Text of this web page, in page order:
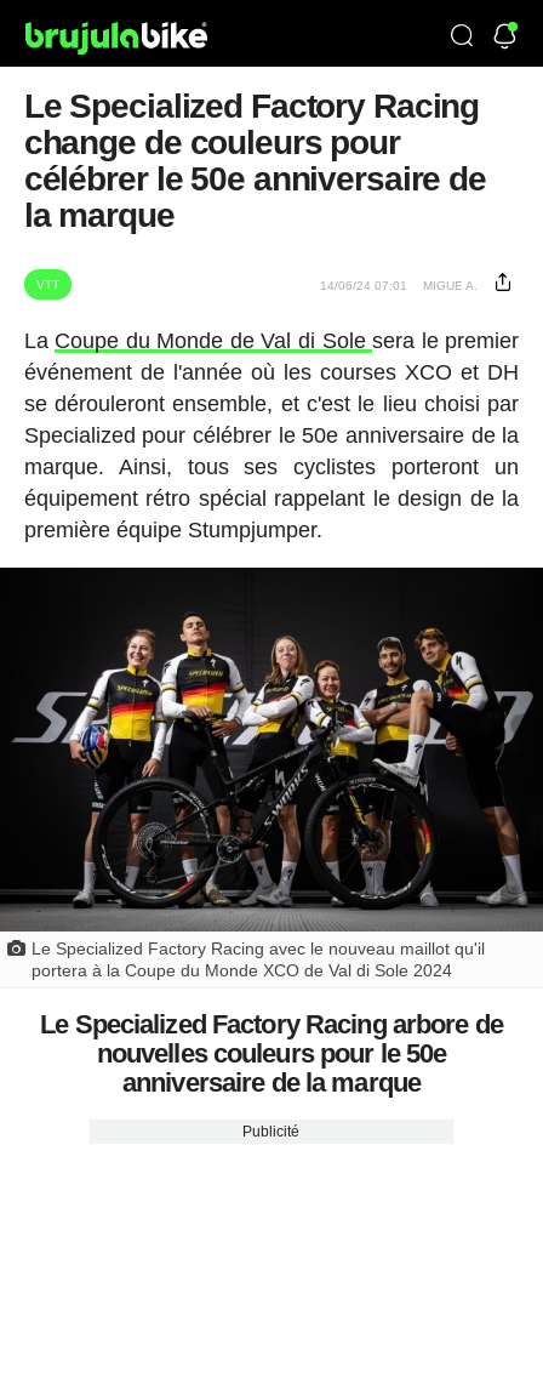
Le Specialized Factory Racing
change de couleurs pour
célébrer le 50e anniversaire de
la marque
VTT 14/06/24 07:01 MIGUE A.
La Coupe du Monde de Val di Solesera le premier
événement de l'année où les courses XCO et DH
se dérouleront ensemble, et c'est le lieu choisi par
Specialized pour célébrer le 50e anniversaire de la
marque. Ainsi, tous ses cyclistes porteront un
équipement rétro spécial rappelant le design de la
première équipe Stumpjumper.
Le Specialized Factory Racing avec le nouveau maillot qu'il
portera à la Coupe du Monde XCO de Val di Sole 2024
Le Specialized Factory Racing arbore de
nouvelles couleurs pour le 50e
anniversaire de la marque
Publicité